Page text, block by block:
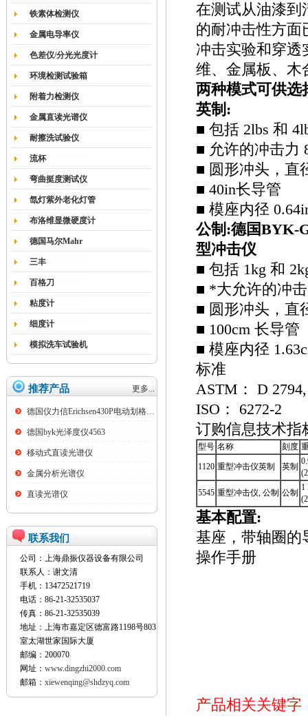
铁素体检测仪
金属电导率仪
色差仪/分光光度计
环境检测试验箱
附着力检测仪
金属直读光谱仪
耐擦洗试验仪
流杯
弯曲挺度测试仪
氙灯紫外老化灯管
布洛维显微硬度计
德国马尔Mahr
三丰
百格刀
粘度计
细度计
模拟洗车试验机
推荐产品 更多...
德国仪力信Erichsen430P电动划格试验仪
德国byk光泽度仪4563
移动式直读光谱仪
金属分析光谱仪
直读光谱仪
联系我们
公司：上海鼎振仪器设备有限公司
联系人：谢文清
手机：13472521719
电话：86-21-32535037
传真：86-21-32535039
地址：上海市嘉定区德富路1198号803
室太湖世家国际大厦
邮编：200070
网址： www.dingzhi2000.com
邮箱： xiewenqing@shdzyq.com
在测试从油漆到
的耐冲击性方面
冲击实验和穿透
维、金属板、木
两种模式可供选
英制:
■ 包括 2lbs 和
■ 允许的冲击力
■ 圆形冲头，直
■ 40in长导管
■ 模座内径
公制:德国BYK-
型冲击仪
■ 包括 1kg 和
■ *大允许的冲
■ 圆形冲头，直
■ 100cm 长导管
■ 模座内径
标准
ASTM： D
ISO： 6272-2
订购信息技术指
型号 名称 刻度
1120 重型冲击仪英制 英制
5545 重型冲击仪, 公制 公制
1
基本配置:
基座，带轴圈的
操作手册
产品相关关键